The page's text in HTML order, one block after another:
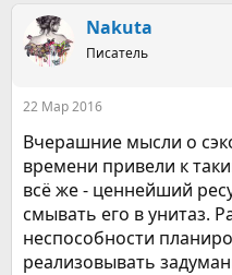
ц
и
Nakuta
Писатель
22 Мар 2016
Вчерашние мысли о
времени привели к
всё же - ценнейший
смывать его в унитаз.
неспособности
реализовывать